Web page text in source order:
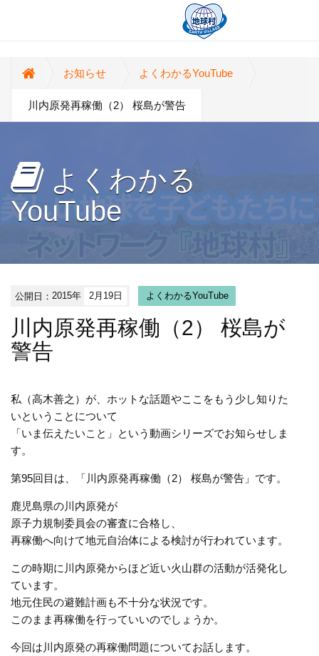
お知らせ よくわかるYouTube
川内原発再稼働（2） 桜島が警告
よくわかる
YouTube
公開日：2015年 2月19日 よくわかるYouTube
川内原発再稼働（2） 桜島が
警告
私（高木善之）が、ホットな話題やここをもう少し知りた
いということについて
「いま伝えたいこと」という動画シリーズでお知らせしま
す。
第95回目は、「川内原発再稼働（2） 桜島が警告」です。
鹿児島県の川内原発が
原子力規制委員会の審査に合格し、
再稼働へ向けて地元自治体による検討が行われています。
この時期に川内原発からほど近い火山群の活動が活発化し
ています。
地元住民の避難計画も不十分な状況です。
このまま再稼働を行っていいのでしょうか。
今回は川内原発の再稼働問題についてお話します。